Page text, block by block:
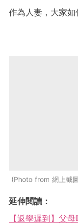
作為人妻，大家如
Photo from 網上截
延伸閱讀：
【返學遲到】父